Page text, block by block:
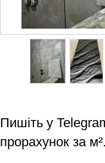
Пишіть у
прорахунок за